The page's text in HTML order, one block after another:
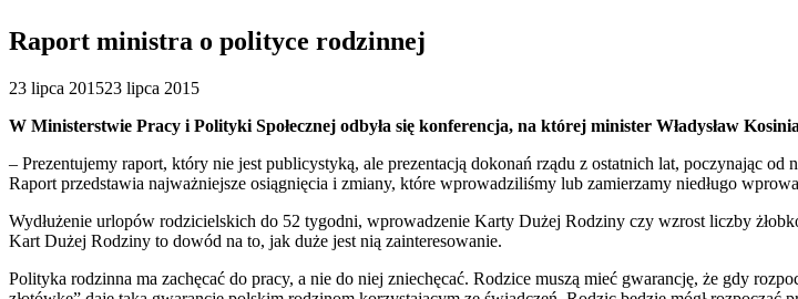
Raport ministra o polityce rodzinnej
23 lipca 201523 lipca 2015
W Ministerstwie Pracy i Polityki Społecznej odbyła się konferencja, na której minister Władysław
– Prezentujemy raport, który nie jest publicystyką, ale prezentacją dokonań rządu z ostatnich lat, poczynając
Raport przedstawia najważniejsze osiągnięcia i zmiany, które wprowadziliśmy lub zamierzamy niedługo
Wydłużenie urlopów rodzicielskich do 52 tygodni, wprowadzenie Karty Dużej Rodziny czy wzrost liczby
Kart Dużej Rodziny to dowód na to, jak duże jest nią zainteresowanie.
Polityka rodzinna ma zachęcać do pracy, a nie do niej zniechęcać. Rodzice muszą mieć gwarancję, że gdy